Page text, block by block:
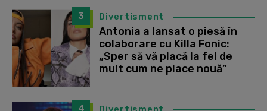
3 Divertisment
Antonia a lansat o piesă în
colaborare cu Killa Fonic:
„Sper să vă placă la fel de
mult cum ne place nouă”
4